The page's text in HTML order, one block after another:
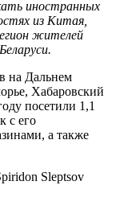
иностранных
из Китая,
жителей
на Дальнем
Хабаровский
посетили 1,1
с его
а также
Sleptsov